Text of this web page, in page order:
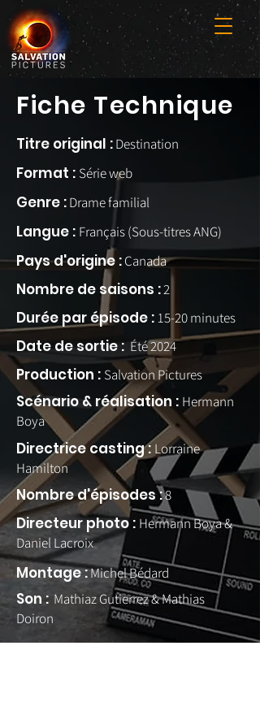
Fiche Technique
Titre original :Destination
Format : Série web
Genre :Drame familial
Langue : Français (Sous-titres ANG)
Pays d'origine :Canada
Nombre de saisons :2
Durée par épisode : 15-20 minutes
Date de sortie : Été 2024
Production : Salvation Pictures
Scénario & réalisation : Hermann
Boya
Directrice casting :Lorraine
Hamilton
Nombre d'épisodes :8
Directeur photo : Hermann Boya &
Daniel Lacroix
Montage :Michel Bédard
Son : Mathiaz Gutierrez& Mathias
Doiron